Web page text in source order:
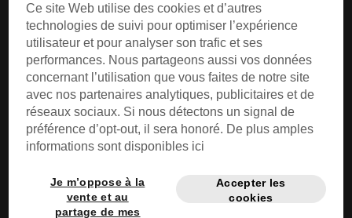
IL ÉTAIT UNE FOIS AU CIRQUE...
Épisode 9
Ce site Web utilise des cookies et d’autres
technologies de suivi pour optimiser l’expérience
utilisateur et pour analyser son trafic et ses
performances. Nous partageons aussi vos données
concernant l’utilisation que vous faites de notre site
avec nos partenaires analytiques, publicitaires et de
réseaux sociaux. Si nous détectons un signal de
préférence d’opt-out, il sera honoré. De plus amples
informations sont disponibles ici
Je m’oppose à la
vente et au
partage de mes
Accepter les
cookies